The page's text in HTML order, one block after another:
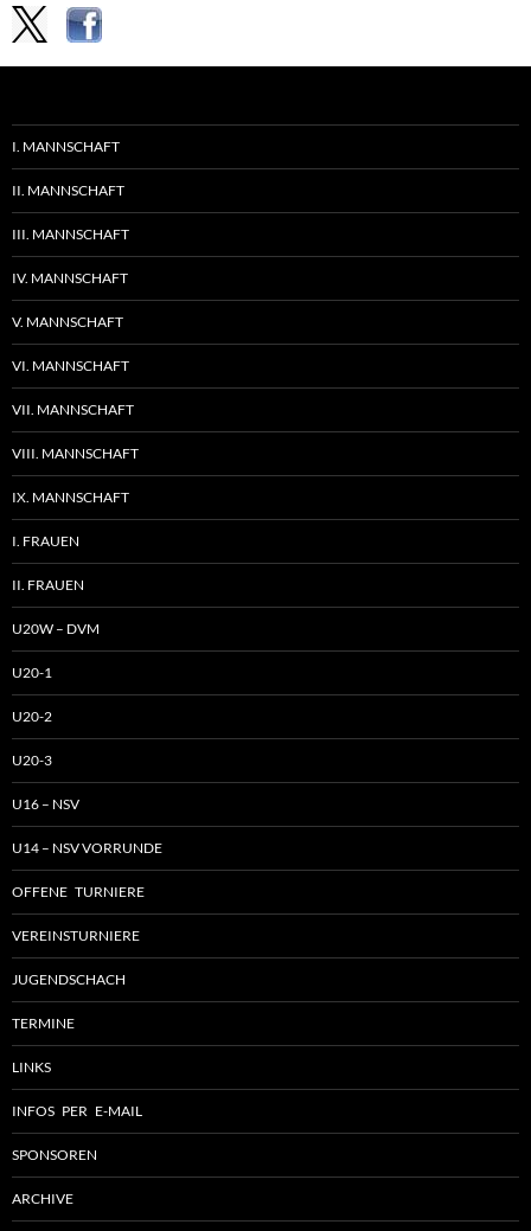
I. MANNSCHAFT
II. MANNSCHAFT
III. MANNSCHAFT
IV. MANNSCHAFT
V. MANNSCHAFT
VI. MANNSCHAFT
VII. MANNSCHAFT
VIII. MANNSCHAFT
IX. MANNSCHAFT
I. FRAUEN
II. FRAUEN
U20W – DVM
U20-1
U20-2
U20-3
U16 – NSV
U14 – NSV VORRUNDE
OFFENE TURNIERE
VEREINSTURNIERE
JUGENDSCHACH
TERMINE
LINKS
INFOS PER E-MAIL
SPONSOREN
ARCHIVE